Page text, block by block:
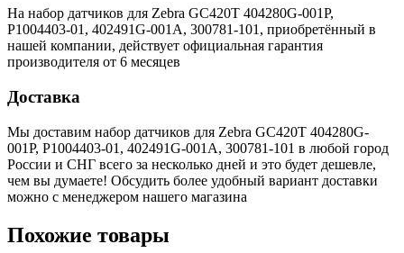
На набор датчиков для Zebra GC420T 404280G-001P,
P1004403-01, 402491G-001A, 300781-101, приобретённый в
нашей компании, действует официальная гарантия
производителя от 6 месяцев
Доставка
Мы доставим набор датчиков для Zebra GC420T 404280G-
001P, P1004403-01, 402491G-001A, 300781-101 в любой город
России и СНГ всего за несколько дней и это будет дешевле,
чем вы думаете! Обсудить более удобный вариант доставки
можно с менеджером нашего магазина
Похожие товары